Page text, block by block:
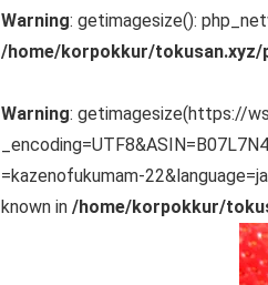
Warning: getimagesize():
/home/korpokkur/
Warning: getimagesize(https://
=kazenofukumam-
known in /home/korpokkur/